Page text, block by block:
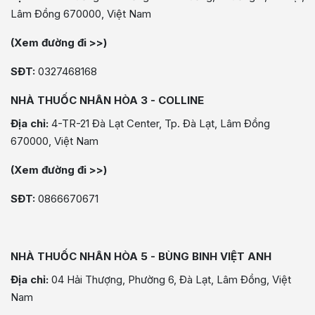
Lâm Đồng 670000, Việt Nam
(Xem đường đi >>)
SĐT: 0327468168
NHÀ THUỐC NHÂN HÒA 3 - COLLINE
Địa chỉ: 4-TR-21 Đà Lạt Center, Tp. Đà Lạt, Lâm Đồng
670000, Việt Nam
(Xem đường đi >>)
SĐT: 0866670671
NHÀ THUỐC NHÂN HÒA 5 - BÙNG BINH VIỆT ANH
Địa chỉ: 04 Hải Thượng, Phường 6, Đà Lạt, Lâm Đồng, Việt
Nam